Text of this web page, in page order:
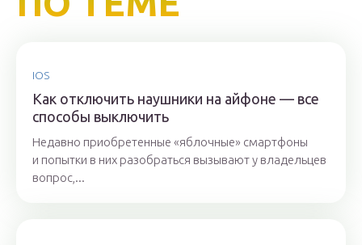
IOS
Как отключить наушники на айфоне — все
способы выключить
Недавно приобретенные «яблочные» смартфоны
и попытки в них разобраться вызывают у владельцев
вопрос,...